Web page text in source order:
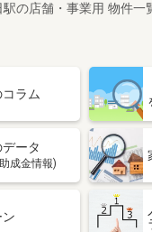
駅の店舗・事業用 物件一
ラム
ータ
成金情報)